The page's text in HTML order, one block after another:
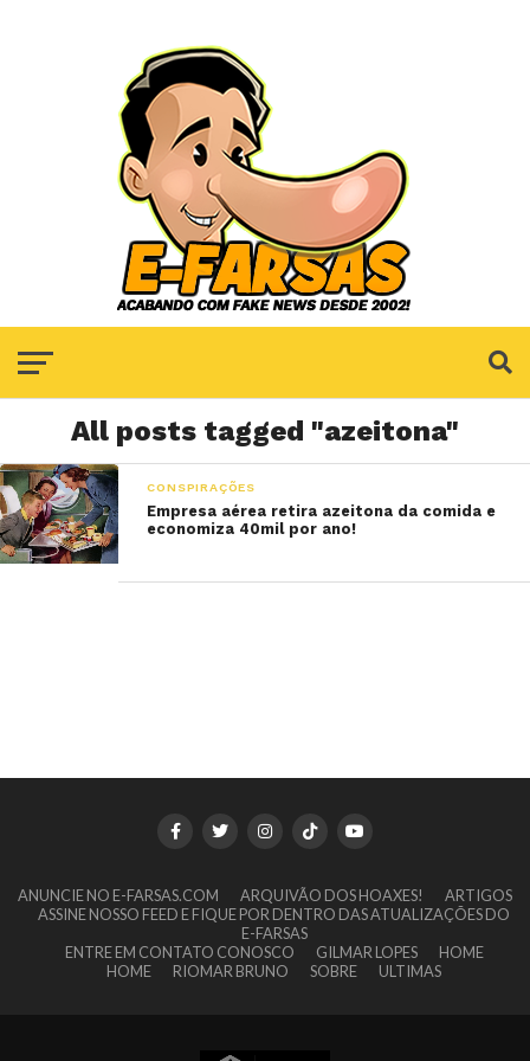
All posts tagged "azeitona"
CONSPIRAÇÕES
Empresa aérea retira azeitona da comida e
economiza 40mil por ano!
ANUNCIE NO E-FARSAS.COM ARQUIVÃO DOS HOAXES!
ARTIGOS
ASSINE NOSSO FEED E FIQUE POR DENTRO DAS ATUALIZAÇÕES DO
E-FARSAS
ENTRE EM CONTATO CONOSCO
GILMAR LOPES
HOME
HOME
RIOMAR BRUNO SOBRE ULTIMAS